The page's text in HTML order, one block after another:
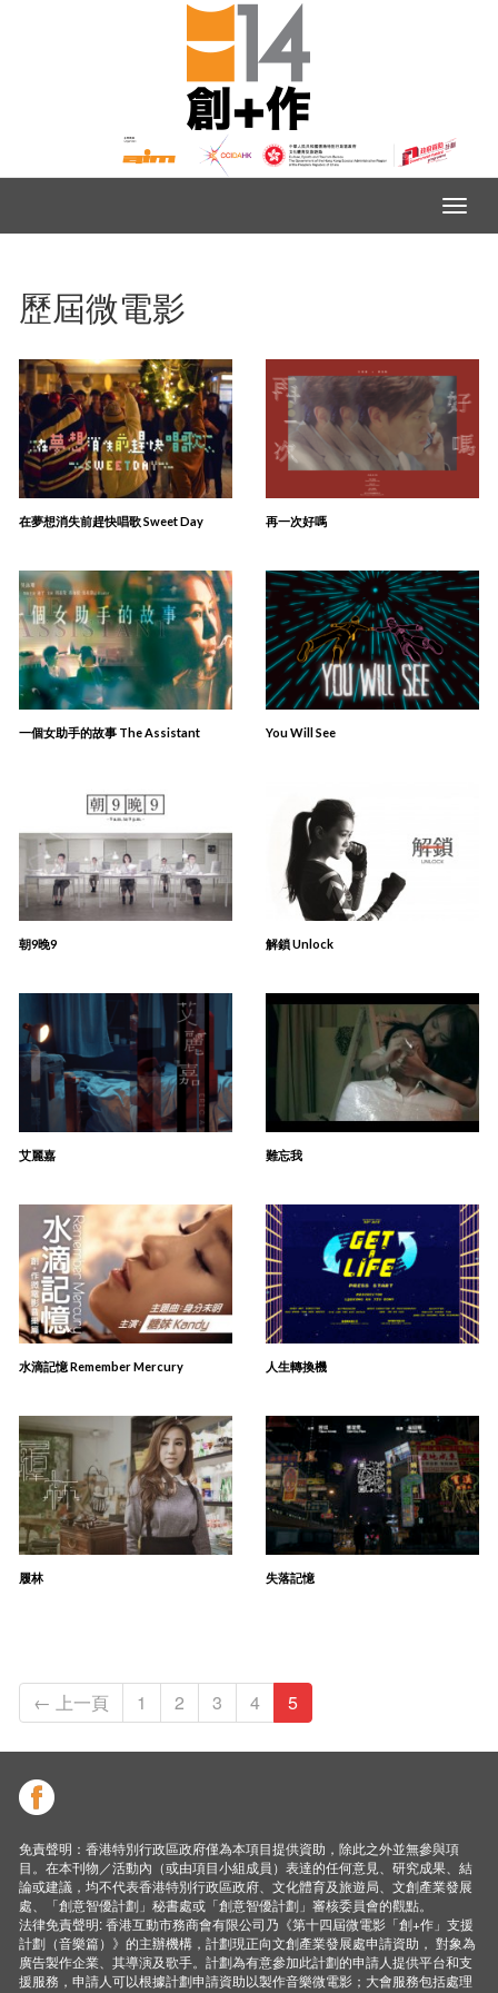
歷屆微電影
在夢想消失前趕快唱歌 Sweet Day 再一次好嗎
一個女助手的故事 The Assistant You Will See
朝9晚9 解鎖 Unlock
艾麗嘉 難忘我
水滴記憶 Remember Mercury 人生轉換機
履林 失落記憶
← 上一頁 1 2 3 4 5
免責聲明：香港特別行政區政府僅為本項目提供資助，除此之外並無參與項
目。在本刊物／活動內（或由項目小組成員）表達的任何意見、研究成果、結
論或建議，均不代表香港特別行政區政府、文化體育及旅遊局、文創產業發展
處、「創意智優計劃」秘書處或「創意智優計劃」審核委員會的觀點。
法律免責聲明: 香港互動市務商會有限公司乃《第十四屆微電影「創+作」支援
計劃（音樂篇）》的主辦機構，計劃現正向文創產業發展處申請資助， 對象為
廣告製作企業、其導演及歌手。計劃為有意參加此計劃的申請人提供平台和支
援服務，申請人可以根據計劃申請資助以製作音樂微電影；大會服務包括處理